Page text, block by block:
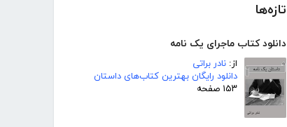
تازه‌ها
دانلود کتاب ماجرای یک نامه
از: نادر براتی
دانلود رایگان بهترین کتاب‌های داستان
۱۵۳ صفحه